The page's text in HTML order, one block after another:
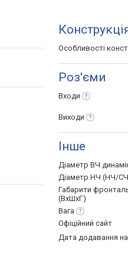
Особливості
Роз'єми
Входи
Виходи
Інше
Діаметр ВЧ
Діаметр НЧ (НЧ/
Габарити
(ВхШхГ)
Вага
Офіційний сайт
Дата додавання